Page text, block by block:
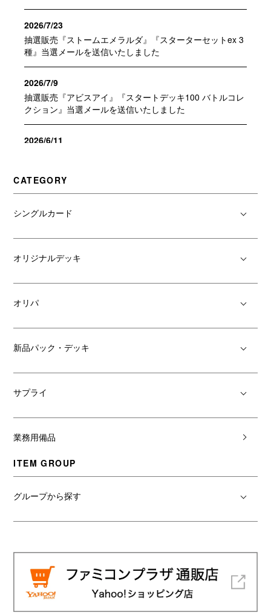
2026/7/23
抽選販売『ストームエメラルダ』『スターターセットex 3
種』当選メールを送信いたしました
2026/7/9
抽選販売『アビスアイ』『スタートデッキ100 バトルコレ
クション』当選メールを送信いたしました
2026/6/11
2026/5/28
取り】をご利用いただけません。ご理解のほどよろしくお
2026/5/21
コレクション』当選メールを送信いたしました
5月4日正午以降の『銀行振込支払い』の入金確認・発送に
2026/4/30
ラブライブ!OCG シングルカードのお取り扱いを開始しま
した！
2026/4/18
事を投稿しました！
2026/2/7
2/9(月)2:00-5:30 クレジットカード,PayPay決済 のシステ
ムメンテナンスのお知らせ
CATEGORY
シングルカード
オリジナルデッキ
オリパ
新品パック・デッキ
サプライ
業務用備品
ITEM GROUP
グループから探す